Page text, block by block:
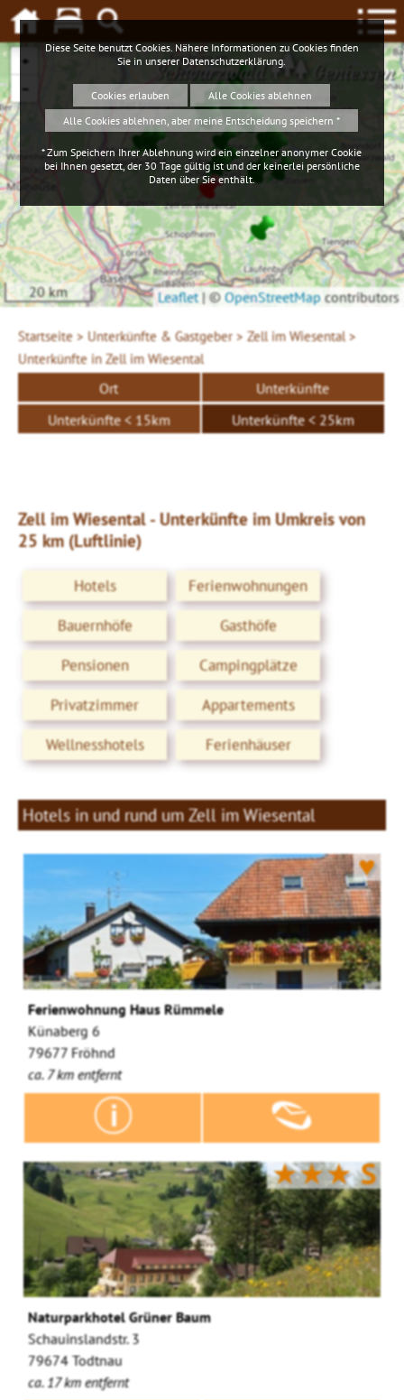
Schwarzwald Geniessen
+
−
20 km Leaflet |© OpenStreetMap contributors
Startseite > Unterkünfte & Gastgeber > Zell im Wiesental >
Unterkünfte in Zell im Wiesental
Ort
Unterkünfte
Unterkünfte < 15km
Unterkünfte < 25km
Zell im Wiesental - Unterkünfte im Umkreis von
25 km (Luftlinie)
Hotels
Ferienwohnungen
Bauernhöfe
Gasthöfe
Pensionen
Campingplätze
Privatzimmer
Appartements
Wellnesshotels
Ferienhäuser
Hotels in und rund um Zell im Wiesental
♥
Ferienwohnung Haus Rümmele
Künaberg 6
79677 Fröhnd
ca. 7 km entfernt
★★★S
Naturparkhotel Grüner Baum
Schauinslandstr. 3
79674 Todtnau
ca. 17 km entfernt
Diese Seite benutzt Cookies. Nähere Informationen zu Cookies finden
Sie in unserer Datenschutzerklärung
Cookies erlauben
Alle Cookies ablehnen
Alle Cookies ablehnen, aber meine Entscheidung speichern *
* Zum Speichern Ihrer Ablehnung wird ein einzelner anonymer Cookie
bei Ihnen gesetzt, der 30 Tage gültig ist und der keinerlei persönliche
Daten über Sie enthält.